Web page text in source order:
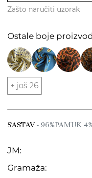
Zašto naručiti uzorak
Ostale boje
+ još 26
SASTAV- 96%PAMUK
JM:
Gramaža: